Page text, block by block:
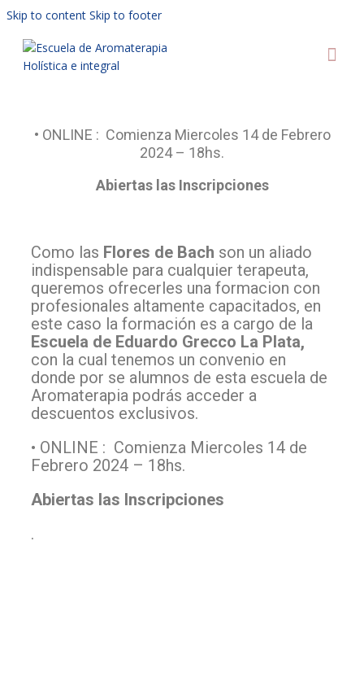
Skip to content Skip to footer
• ONLINE : Comienza Miercoles 14 de Febrero
2024 – 18hs.
Abiertas las Inscripciones
Como las Flores de Bach son un aliado
indispensable para cualquier terapeuta,
queremos ofrecerles una formacion con
profesionales altamente capacitados, en
este caso la formación es a cargo de la
Escuela de Eduardo Grecco La Plata,
con la cual tenemos un convenio en
donde por se alumnos de esta escuela de
Aromaterapia podrás acceder a
descuentos exclusivos.
• ONLINE : Comienza Miercoles 14 de
Febrero 2024 – 18hs.
Abiertas las Inscripciones
.